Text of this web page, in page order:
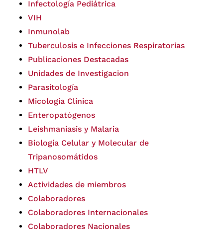
Infectología Pediátrica
VIH
Inmunolab
Tuberculosis e Infecciones Respiratorias
Publicaciones Destacadas
Unidades de Investigacion
Parasitología
Micología Clínica
Enteropatógenos
Leishmaniasis y Malaria
Biología Celular y Molecular de
Tripanosomátidos
HTLV
Actividades de miembros
Colaboradores
Colaboradores Internacionales
Colaboradores Nacionales